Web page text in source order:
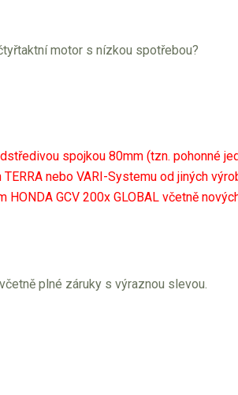
motor s nízkou spotřebou?
spojkou 80mm (tzn. pohonné
nebo VARI-Systemu od jiných
GCV 200x GLOBAL včetně
plné záruky s výraznou slevou.